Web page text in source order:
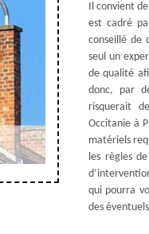
Il convient
est cadré
conseillé de
seul un
de qualité
donc, par
risquerait
Occitanie à
matériels
les règles
qui pourra
des